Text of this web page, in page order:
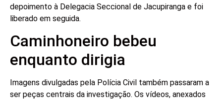
depoimento à Delegacia Seccional de Jacupiranga e foi
liberado em seguida.
Caminhoneiro bebeu
enquanto dirigia
Imagens divulgadas pela Polícia Civil também passaram a
ser peças centrais da investigação. Os vídeos, anexados